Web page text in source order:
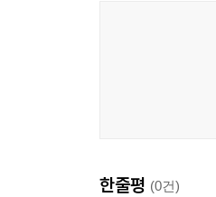
한줄평 (0건)